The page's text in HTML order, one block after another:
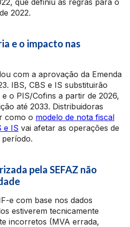
que definiu as regras para o
2022.
e o impacto nas
com a aprovação da Emenda
IBS, CBS e IS substituirão
o PIS/Cofins a partir de 2026,
até 2033. Distribuidoras
como o modelo de nota fiscal
e IS vai afetar as operações de
pela SEFAZ não
e com base nos dados
estiverem tecnicamente
incorretos (MVA errada,